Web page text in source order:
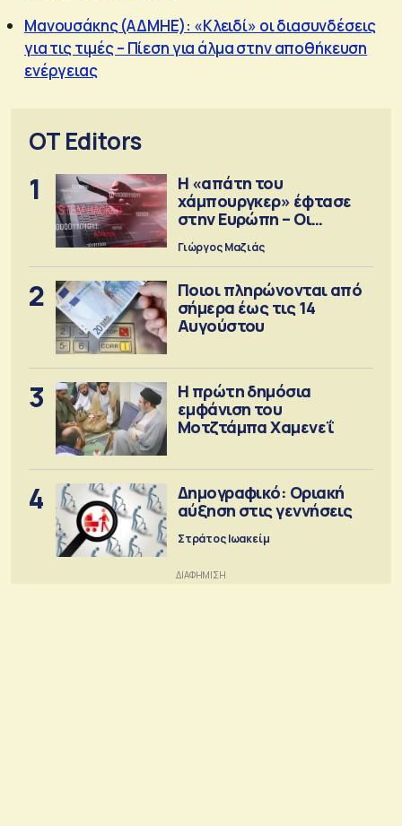
Μανουσάκης (ΑΔΜΗΕ): «Κλειδί» οι διασυνδέσεις
για τις τιμές – Πίεση για άλμα στην αποθήκευση
ενέργειας
OT Editors
1
Η «απάτη του
χάμπουργκερ» έφτασε
στην Ευρώπη – Οι
προειδοποιήσεις
Γιώργος Μαζιάς
2
Ποιοι πληρώνονται από
σήμερα έως τις 14
Αυγούστου
3
Η πρώτη δημόσια
εμφάνιση του
Μοτζτάμπα Χαμενεΐ
4
Δημογραφικό: Οριακή
αύξηση στις γεννήσεις
Στράτος Ιωακείμ